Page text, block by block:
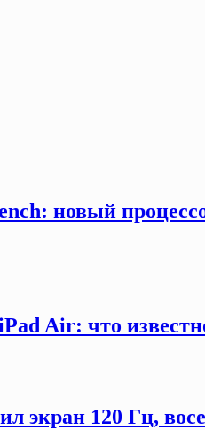
новый
Air: что
экран 120 Гц,